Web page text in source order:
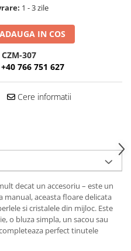
1 - 3 zile
ADAUGA IN COS
CZM-307
+40 766 751 627
Cere informatii
decat un accesoriu – este un
manual, aceasta floare delicata
si cristalele din mijloc. Este
o bluza simpla, un sacou sau
perfect tinutele